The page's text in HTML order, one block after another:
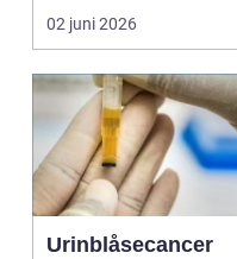
kropp,...
02 juni 2026
Urinblåsecancer